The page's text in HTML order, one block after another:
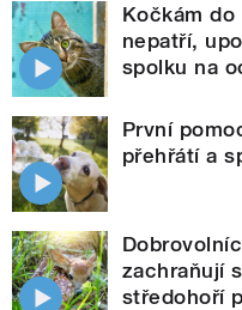
Kočkám
nepatří,
spolku na
První
přehřátí a
zachraňují
středohoří